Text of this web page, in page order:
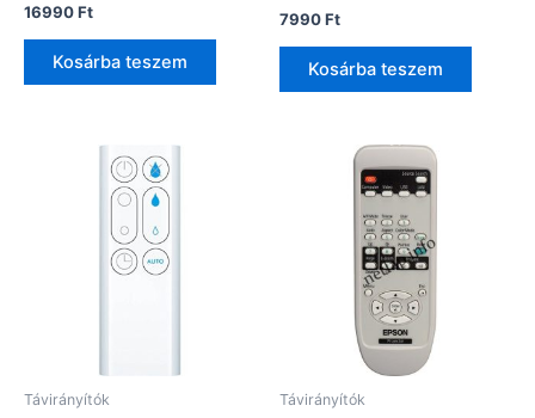
16990Ft
Kosárba teszem
7990Ft
Kosárba teszem
Távirányítók Távirányítók